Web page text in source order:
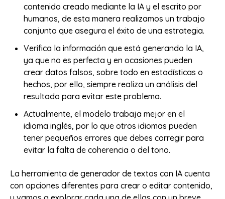
contenido creado mediante la IA y el escrito por
humanos, de esta manera realizamos un trabajo
conjunto que asegura el éxito de una estrategia.
Verifica la información que está generando la IA,
ya que no es perfecta y en ocasiones pueden
crear datos falsos, sobre todo en estadísticas o
hechos, por ello, siempre realiza un análisis del
resultado para evitar este problema.
Actualmente, el modelo trabaja mejor en el
idioma inglés, por lo que otros idiomas pueden
tener pequeños errores que debes corregir para
evitar la falta de coherencia o del tono.
La herramienta de generador de textos con IA cuenta
con opciones diferentes para crear o editar contenido,